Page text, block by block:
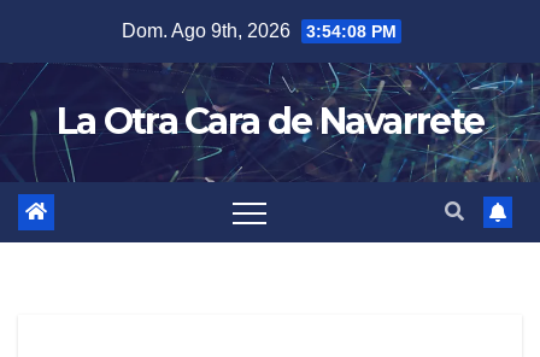
content
Dom. Ago 9th, 2026 3:54:09 PM
La Otra Cara de Navarrete